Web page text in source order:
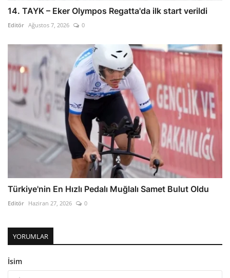
14. TAYK – Eker Olympos Regatta'da ilk start verildi
Editör Ağustos 7, 2026 0
Türkiye'nin En Hızlı Pedalı Muğlalı Samet Bulut Oldu
Editör Haziran 27, 2026 0
YORUMLAR
İsim